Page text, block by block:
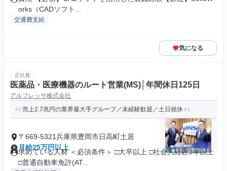
orks（CADソフト...
交通費支給
気になる
正社員
医薬品・医療機器のルート営業(MS)│年間休日125日
アルフレッサ株式会社
売上2.7兆円の業界最大手グループ／未経験歓迎／土日祝休
〒669-5321兵庫県豊岡市日高町土居
月給25万円以上
求めている人材 ＜必須条件＞ □大卒以上 □社会人経験3年以上
□普通自動車免許(AT...